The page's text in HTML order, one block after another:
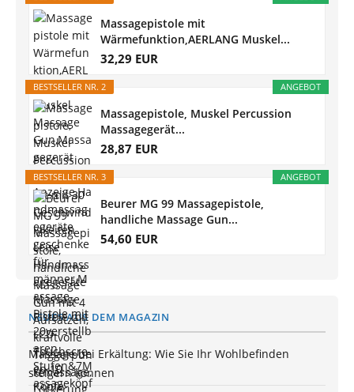
Massagepistole mit
Wärmefunktion,AERLANG Muskel...
32,29 EUR
ANGEBOT
BESTSELLER NR. 2
Massagepistole, Muskel Percussion
Massagegerät...
28,87 EUR
ANGEBOT
BESTSELLER NR. 3
Beurer MG 99 Massagepistole,
handliche Massage Gun...
54,60 EUR
NEUES AUS DEM MAGAZIN
Massage bei Erkältung: Wie Sie Ihr Wohlbefinden
steigern können